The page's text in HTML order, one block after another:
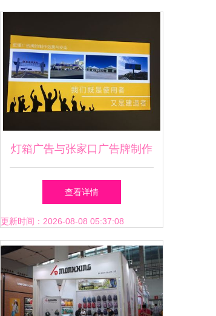
灯箱广告与张家口广告牌制作
分类与选择指南
查看详情
更新时间：2026-08-08 05:37:08